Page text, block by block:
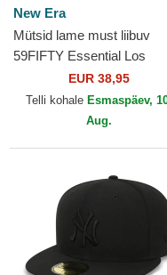
New Era
Mütsid lame must liibuv
59FIFTY Essential Los
Angeles Dodgers MLB New
Era
EUR 38,95
Telli kohale Esmaspäev,
Aug.